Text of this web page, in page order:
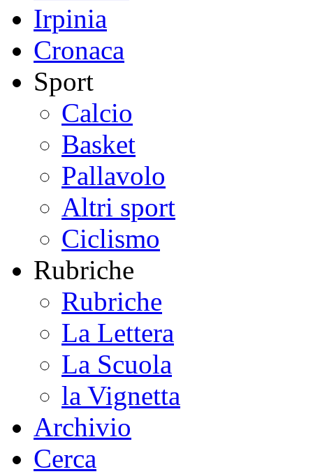
Irpinia
Cronaca
Sport
Calcio
Basket
Pallavolo
Altri sport
Ciclismo
Rubriche
Rubriche
La Lettera
La Scuola
la Vignetta
Archivio
Cerca